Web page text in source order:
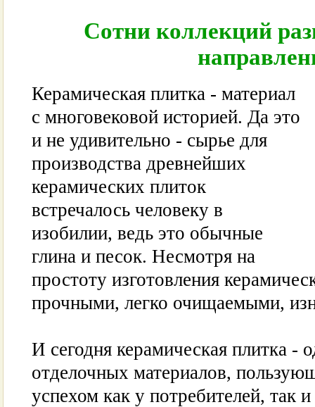
Сотни коллекций
Керамическая плитка - материал
с многовековой историей. Да это
и не удивительно - сырье для
производства древнейших
керамических плиток
встречалось человеку в
изобилии, ведь это обычные
глина и песок. Несмотря на
простоту изготовления
прочными, легко очищаемыми,
И сегодня керамическая плитка -
отделочных материалов,
успехом как у потребителей, так